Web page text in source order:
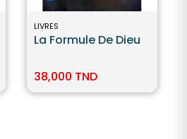
LIVRES
La Formule De Dieu
38,000 TND